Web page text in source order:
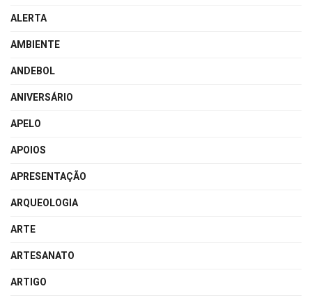
ALERTA
AMBIENTE
ANDEBOL
ANIVERSÁRIO
APELO
APOIOS
APRESENTAÇÃO
ARQUEOLOGIA
ARTE
ARTESANATO
ARTIGO